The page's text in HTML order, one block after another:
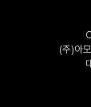
(주)아